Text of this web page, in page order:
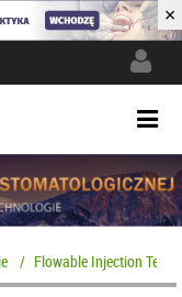
×
/ Flowable Injection